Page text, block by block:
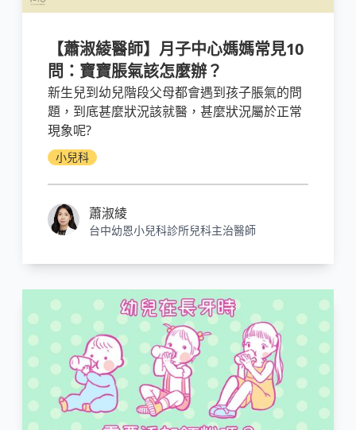
【蕭淑綾醫師】月子中心媽媽常見10
問：寶寶脹氣該怎麼辦？
新生兒到幼兒階段父母都會遇到孩子脹氣的問
題，到底甚麼狀況該就醫，甚麼狀況屬於正常
現象呢?
小兒科
蕭淑綾
台中幼恩小兒科診所兒科主治醫師